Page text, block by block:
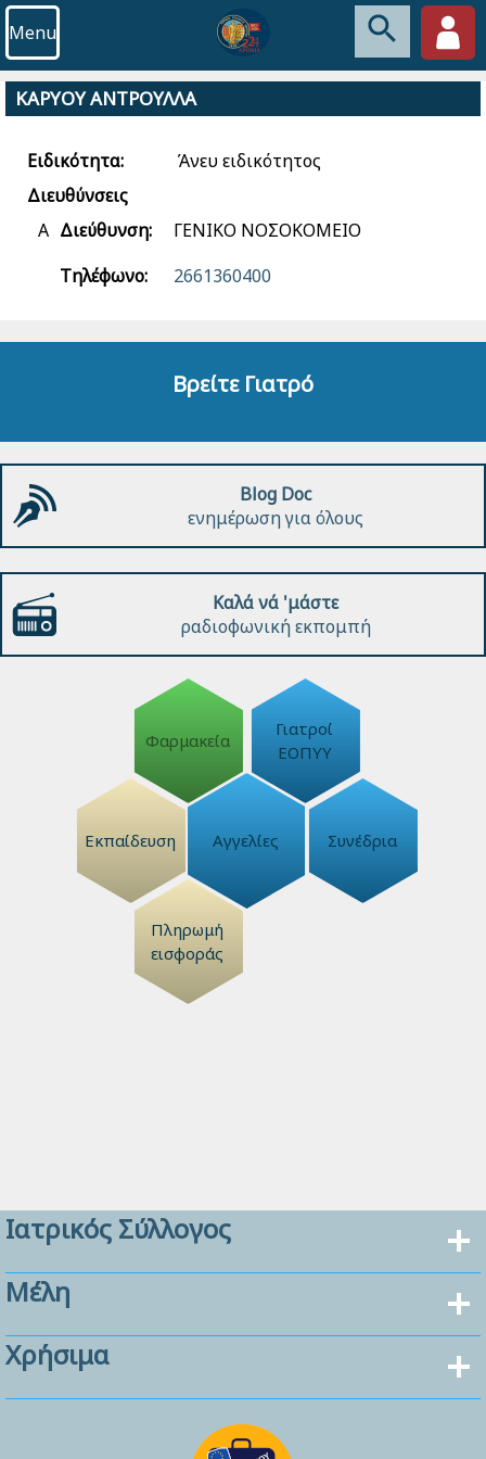
Menu
ΚΑΡΥΟΥ ΑΝΤΡΟΥΛΛΑ
Ειδικότητα:
Άνευ ειδικότητος
Διευθύνσεις
Α Διεύθυνση:
ΓΕΝΙΚΟ ΝΟΣΟΚΟΜΕΙΟ
Τηλέφωνο:
2661360400
Βρείτε Γιατρό
Blog Doc
ενημέρωση για όλους
Καλά νά 'μάστε
ραδιοφωνική εκπομπή
Φαρμακεία
Γιατροί
ΕΟΠΥΥ
Εκπαίδευση Αγγελίες Συνέδρια
Πληρωμή
εισφοράς
Ιατρικός Σύλλογος
Μέλη
Χρήσιμα